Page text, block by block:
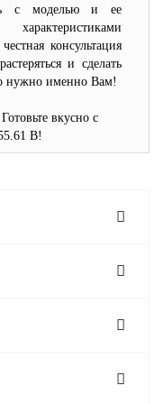
с моделью и ее
консультация
и сделать
нужно именно Вам!
вкусно с
B!